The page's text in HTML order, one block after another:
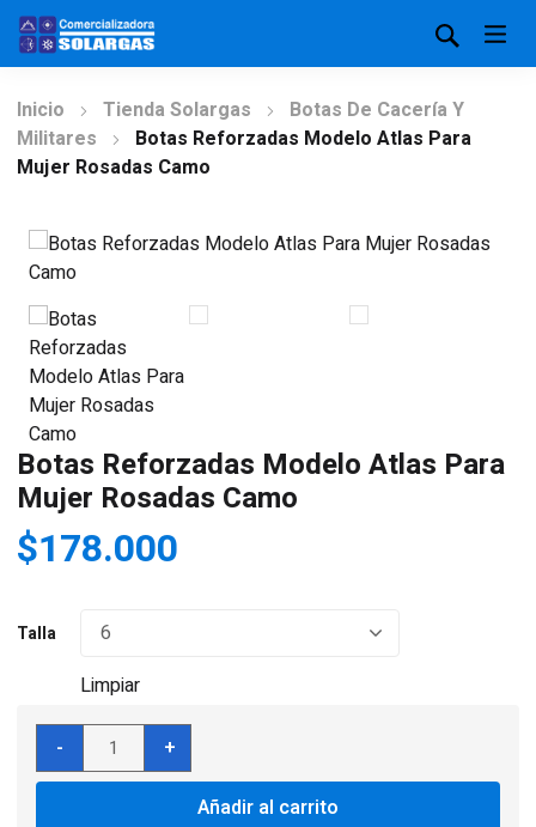
Inicio Tienda Solargas
Botas De Cacería Y
Militares
Botas Reforzadas Modelo Atlas Para
Mujer Rosadas Camo
Botas Reforzadas Modelo Atlas Para
Mujer Rosadas Camo
$178.000
Talla
Limpiar
-
Botas
Reforzadas
Modelo
+
Añadir al carrito